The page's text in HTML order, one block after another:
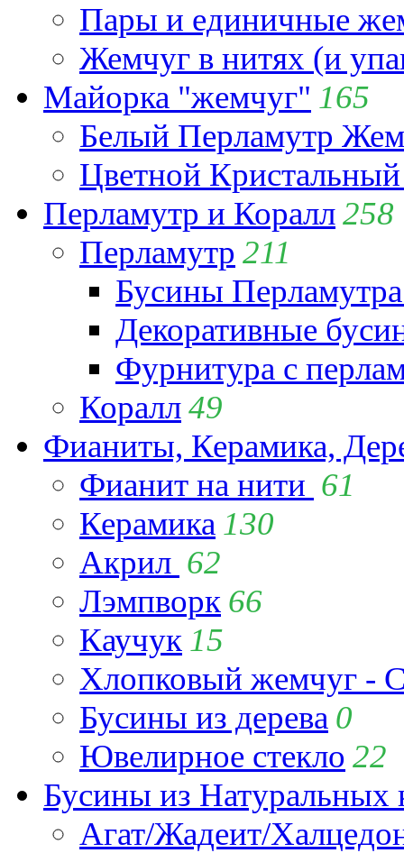
Пары и единичные
Жемчуг в нитях (и
Майорка "жемчуг" 165
Белый Перламутр
Цветной
Перламутр и Коралл258
Перламутр 211
Бусины
Декоративные
Фурнитура с
Коралл49
Фианиты, Керамика,
Фианит на нити 61
Керамика 130
Акрил 62
Лэмпворк 66
Каучук 15
Хлопковый жемчуг -
Бусины из дерева 0
Ювелирное стекло 22
Бусины из Натуральных
Агат/Жадеит/